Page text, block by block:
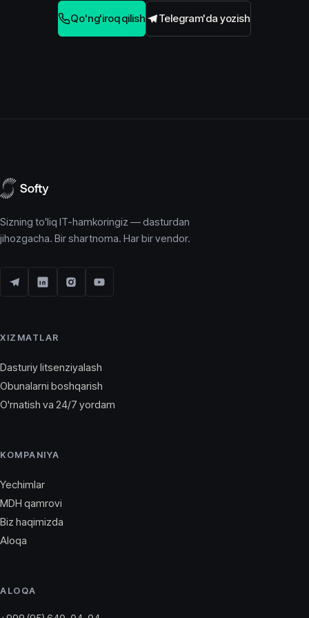
Qo'ng'iroq qilish Telegram'da yozish
Sizning to'liq IT-hamkoringiz — dasturdan
jihozgacha. Bir shartnoma. Har bir vendor.
XIZMATLAR
Dasturiy litsenziyalash
Obunalarni boshqarish
O'rnatish va 24/7 yordam
KOMPANIYA
Yechimlar
MDH qamrovi
Biz haqimizda
Aloqa
ALOQA